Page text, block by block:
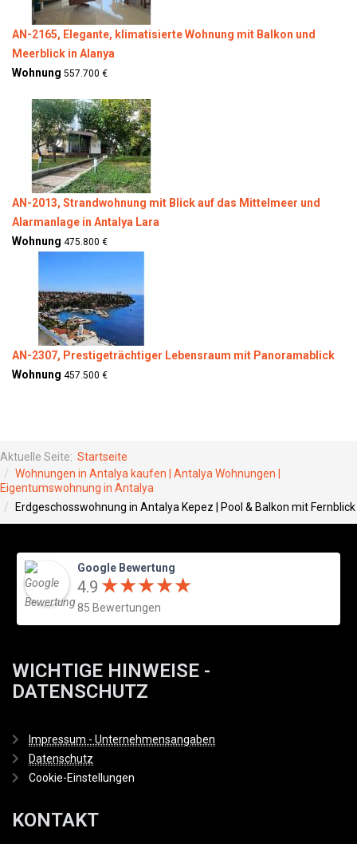
AN-2165, Elegante, klimatisierte Wohnung mit Balkon und
Meerblick in Alanya
Wohnung 557.700 €
AN-2013, Strandwohnung mit Blick auf das Mittelmeer und
Alarmanlage in Antalya Lara
Wohnung 475.800 €
AN-2307, Prestigeträchtiger Lebensraum mit Panoramablick
Wohnung 457.500 €
Aktuelle Seite: Startseite
Wohnungen in Antalya kaufen | Antalya Wohnungen |
Eigentumswohnung in Antalya
Erdgeschosswohnung in Antalya Kepez | Pool & Balkon mit Fernblick
Google Bewertung
4.9 ★★★★★
★★★★★
85 Bewertungen
WICHTIGE HINWEISE -
DATENSCHUTZ
Impressum - Unternehmensangaben
Datenschutz
Cookie-Einstellungen
KONTAKT